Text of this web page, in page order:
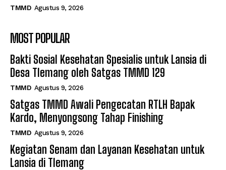
TMMD Agustus 9, 2026
MOST POPULAR
Bakti Sosial Kesehatan Spesialis untuk Lansia di
Desa Tlemang oleh Satgas TMMD 129
TMMD Agustus 9, 2026
Satgas TMMD Awali Pengecatan RTLH Bapak
Kardo, Menyongsong Tahap Finishing
TMMD Agustus 9, 2026
Kegiatan Senam dan Layanan Kesehatan untuk
Lansia di Tlemang